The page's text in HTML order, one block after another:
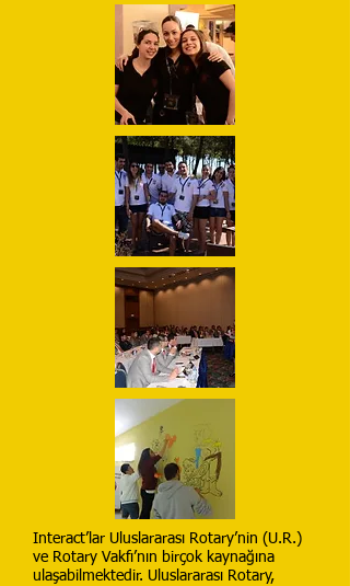
Interact’lar Uluslararası Rotary’nin (U.R.)
ve Rotary Vakfı’nın birçok kaynağına
ulaşabilmektedir. Uluslararası Rotary,